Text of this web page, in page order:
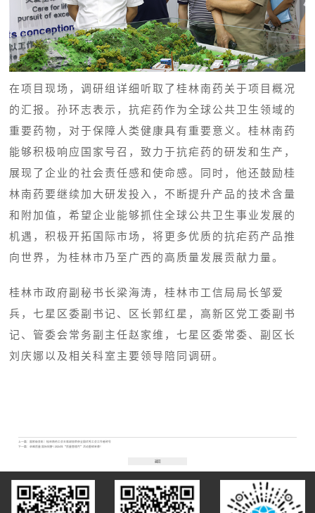
在项目现场，调研组详细听取了桂林南药关于项目概况
的汇报。孙环志表示，抗疟药作为全球公共卫生领域的
重要药物，对于保障人类健康具有重要意义。桂林南药
能够积极响应国家号召，致力于抗疟药的研发和生产，
展现了企业的社会责任感和使命感。同时，他还鼓励桂
林南药要继续加大研发投入，不断提升产品的技术含量
和附加值，希望企业能够抓住全球公共卫生事业发展的
机遇，积极开拓国际市场，将更多优质的抗疟药产品推
向世界，为桂林市乃至广西的高质量发展贡献力量。
桂林市政府副秘书长梁海涛，桂林市工信局局长邹爱
兵，七星区委副书记、区长郭红星，高新区党工委副书
记、管委会常务副主任赵家维，七星区委常委、副区长
刘庆娜以及相关科室主要领导陪同调研。
上一篇：
国家级表彰｜桂林南药工会主席谢丽荣获全国优秀工会工作者称号
下一篇：卓越质量 国际视野 | 2024年“质量管理月”活动重磅来袭！
返回